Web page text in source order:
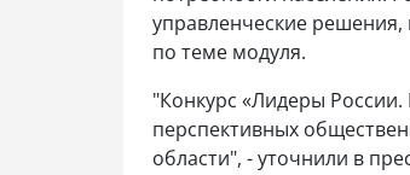
управленческие
по теме модуля.
"Конкурс «Лидеры
перспективных
области", - уточнили в